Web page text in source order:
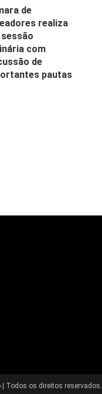
de
realiza
sessão
com
de
pautas
Todos os direitos reservados.